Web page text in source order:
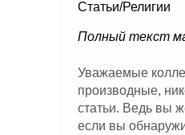
Статьи/Религии
Полный текст
Уважаемые
производные,
статьи. Ведь вы
если вы